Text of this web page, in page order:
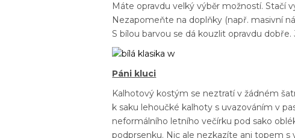
Máte opravdu velký výběr možností. Stačí
Nezapomeňte na doplňky (např. masivní
S bílou barvou se dá kouzlit opravdu
Páni kluci
Kalhotový kostým se neztratí v žádném
k saku lehoučké kalhoty s uvazováním v
neformálního letního večírku pod sako
podprsenku. Nic ale nezkazíte ani topem